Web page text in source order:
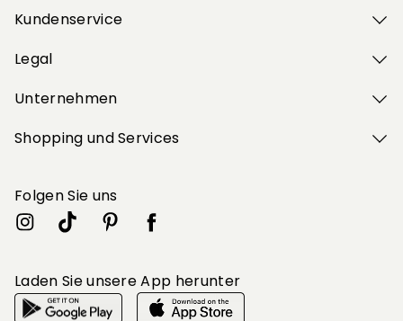
Kundenservice
Legal
Unternehmen
Shopping und Services
Folgen Sie uns
Laden Sie unsere App herunter